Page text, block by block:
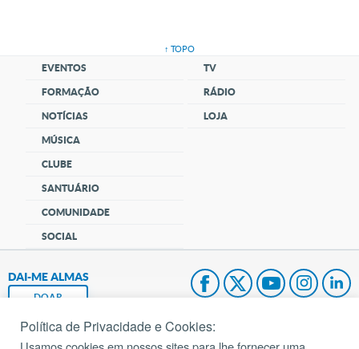
↑ TOPO
EVENTOS
FORMAÇÃO
NOTÍCIAS
MÚSICA
CLUBE
SANTUÁRIO
COMUNIDADE
SOCIAL
TV
RÁDIO
LOJA
DAI-ME ALMAS
DOAR
Fundação João Paulo II
Política de Privacidade e Cookies: